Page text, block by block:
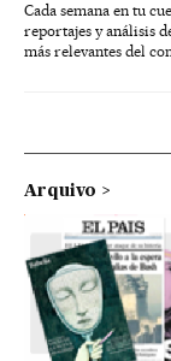
Cada semana en tu
reportajes y análisis
más relevantes del
Arquivo